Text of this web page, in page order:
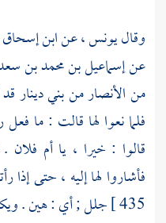
وقاليونس ،عنابن إسحاق
عنإسماعيل بن محمد بن
منالأنصارمنبني دينار
فلما نعوا لها قالت : ما
قالوا : خيرا ، يا أم
فأشاروا لها إليه ، حتى
435 ] جلل ; أي : هين .